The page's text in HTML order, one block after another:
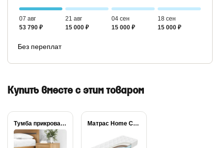
07 авг
53 790 ₽
21 авг
15 000 ₽
04 сен
15 000 ₽
18 сен
15 000 ₽
Без переплат
Купить вместе с этим товаром
Тумба прикроватная Wood... Матрас Home Comfort